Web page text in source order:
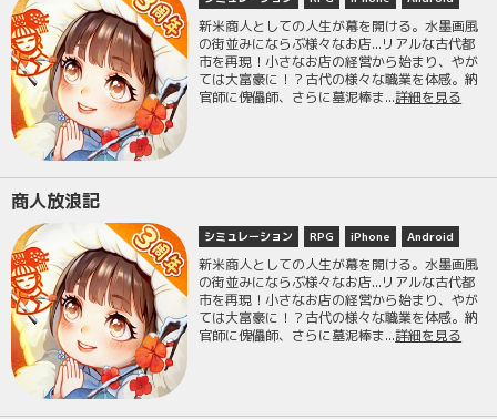
新米商人としての人生が幕を開ける。水墨画風
の街並みにならぶ様々なお店...リアルな古代都
市を再現！小さなお店の経営から始まり、やが
ては大富豪に！？古代の様々な職業を体感。納
官師に傀儡師、さらに墓泥棒ま...詳細を見る
商人放浪記
シミュレーション RPG iPhone Android
新米商人としての人生が幕を開ける。水墨画風
の街並みにならぶ様々なお店...リアルな古代都
市を再現！小さなお店の経営から始まり、やが
ては大富豪に！？古代の様々な職業を体感。納
官師に傀儡師、さらに墓泥棒ま...詳細を見る